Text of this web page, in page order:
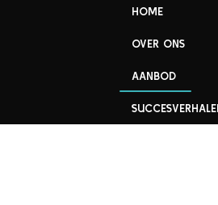
HOME
OVER ONS
AANBOD